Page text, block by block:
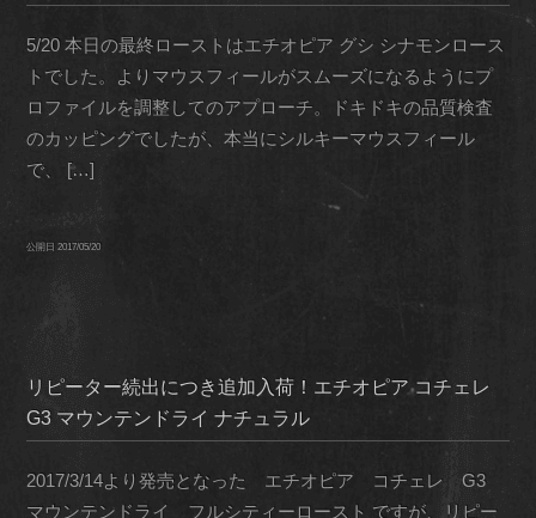
5/20 本日の最終ローストはエチオピア グシ シナモンロース
トでした。よりマウスフィールがスムーズになるようにプ
ロファイルを調整してのアプローチ。ドキドキの品質検査
のカッピングでしたが、本当にシルキーマウスフィール
で、 […]
公開日2017/05/20
リピーター続出につき追加入荷！エチオピア コチェレ
G3 マウンテンドライ ナチュラル
2017/3/14より発売となった エチオピア コチェレ G3
マウンテンドライ フルシティーロースト ですが、リピー